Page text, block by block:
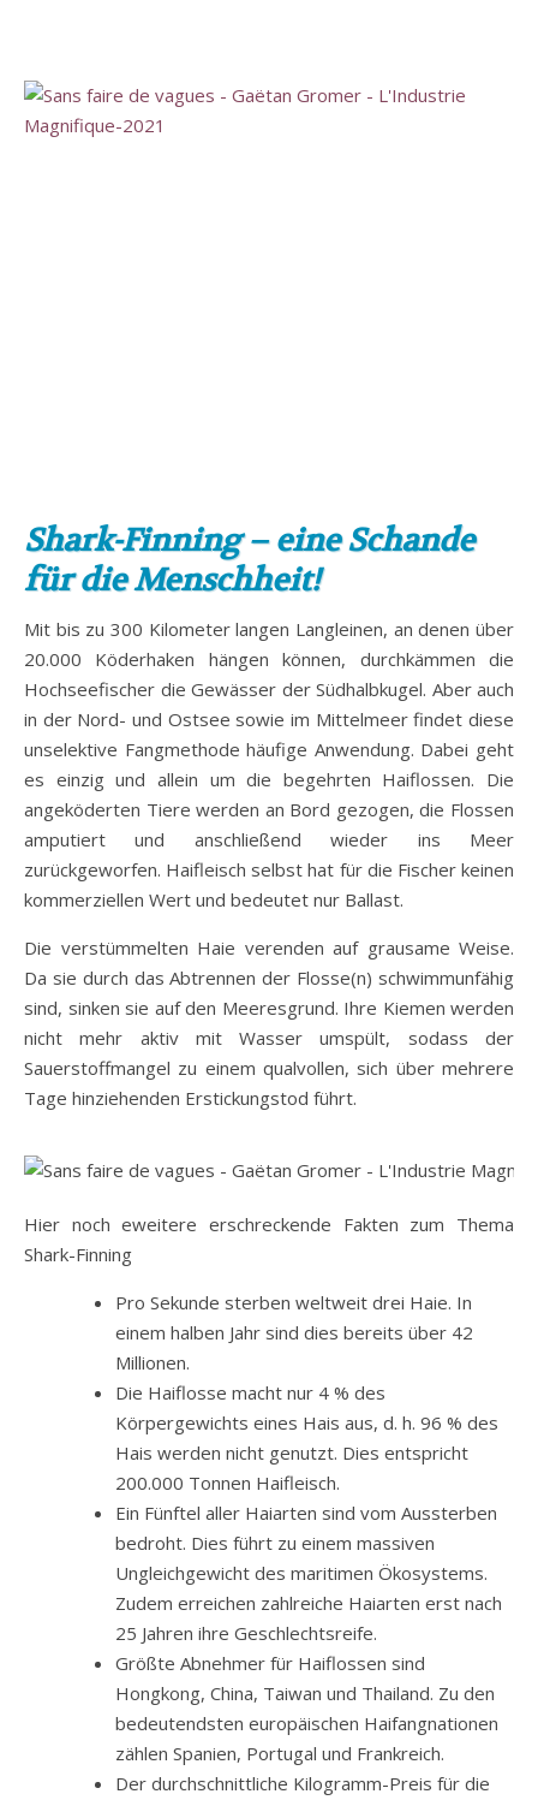
Shark-Finning – eine Schande
für die Menschheit!
Mit bis zu 300 Kilometer langen Langleinen, an denen über
20.000 Köderhaken hängen können, durchkämmen die
Hochseefischer die Gewässer der Südhalbkugel. Aber auch
in der Nord- und Ostsee sowie im Mittelmeer findet diese
unselektive Fangmethode häufige Anwendung. Dabei geht
es einzig und allein um die begehrten Haiflossen. Die
angeköderten Tiere werden an Bord gezogen, die Flossen
amputiert und anschließend wieder ins Meer
zurückgeworfen. Haifleisch selbst hat für die Fischer keinen
kommerziellen Wert und bedeutet nur Ballast.
Die verstümmelten Haie verenden auf grausame Weise.
Da sie durch das Abtrennen der Flosse(n) schwimmunfähig
sind, sinken sie auf den Meeresgrund. Ihre Kiemen werden
nicht mehr aktiv mit Wasser umspült, sodass der
Sauerstoffmangel zu einem qualvollen, sich über mehrere
Tage hinziehenden Erstickungstod führt.
Hier noch eweitere erschreckende Fakten zum Thema
Shark-Finning
Pro Sekunde sterben weltweit drei Haie. In
einem halben Jahr sind dies bereits über 42
Millionen.
Die Haiflosse macht nur 4 % des
Körpergewichts eines Hais aus, d. h. 96 % des
Hais werden nicht genutzt. Dies entspricht
200.000 Tonnen Haifleisch.
Ein Fünftel aller Haiarten sind vom Aussterben
bedroht. Dies führt zu einem massiven
Ungleichgewicht des maritimen Ökosystems.
Zudem erreichen zahlreiche Haiarten erst nach
25 Jahren ihre Geschlechtsreife.
Größte Abnehmer für Haiflossen sind
Hongkong, China, Taiwan und Thailand. Zu den
bedeutendsten europäischen Haifangnationen
zählen Spanien, Portugal und Frankreich.
Der durchschnittliche Kilogramm-Preis für die